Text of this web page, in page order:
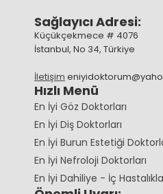
Sağlayıcı Adresi:
Küçükçekmece # 4076
İstanbul, No 34, Türkiye
İletişim
Hızlı Menü
En İyi Göz Doktorları
En İyi Diş Doktorları
En İyi Burun Estetiği
En İyi Nefroloji Doktorları
En İyi Dahiliye - İç